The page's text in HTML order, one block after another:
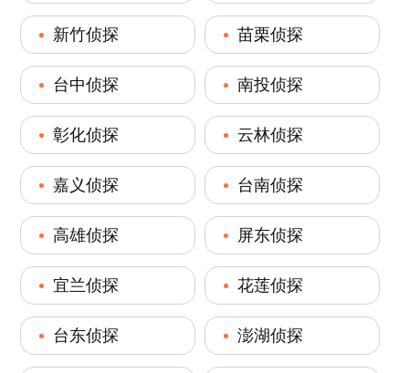
新竹侦探 苗栗侦探
台中侦探 南投侦探
彰化侦探 云林侦探
嘉义侦探 台南侦探
高雄侦探 屏东侦探
宜兰侦探 花莲侦探
台东侦探 澎湖侦探